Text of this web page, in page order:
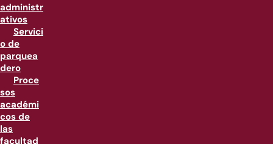
administr
ativos
Servici
o de
parquea
dero
Proce
sos
académi
cos de
las
facultad